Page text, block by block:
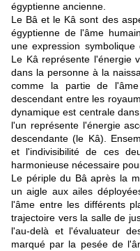
égyptienne ancienne.
Le Bâ et le Kâ sont des
égyptienne de l'âme
une expression symbolique
Le Kâ représente l'énergie
dans la personne à la
comme la partie de
descendant entre les
dynamique est centrale
l'un représente l'énergie
descendante (le Kâ).
et l'indivisibilité de ces
harmonieuse nécessaire
Le périple du Bâ après la
un aigle aux ailes
l'âme entre les différents
trajectoire vers la salle de
l'au-delà et l'évaluateur
marqué par la pesée de